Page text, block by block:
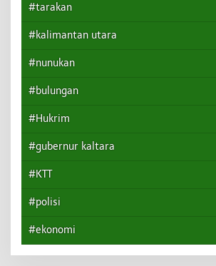
#tarakan
#kalimantan utara
#nunukan
#bulungan
#Hukrim
#gubernur kaltara
#KTT
#polisi
#ekonomi